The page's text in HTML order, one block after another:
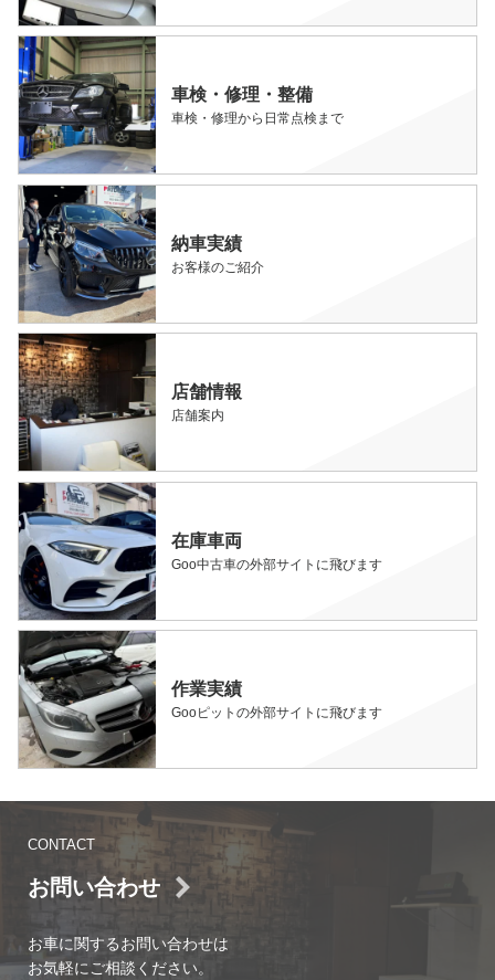
車検・修理・整備
車検・修理から日常点検まで
納車実績
お客様のご紹介
店舗情報
店舗案内
在庫車両
Goo中古車の外部サイトに飛びます
作業実績
Gooピットの外部サイトに飛びます
CONTACT
お問い合わせ
お車に関するお問い合わせは
お気軽にご相談ください。